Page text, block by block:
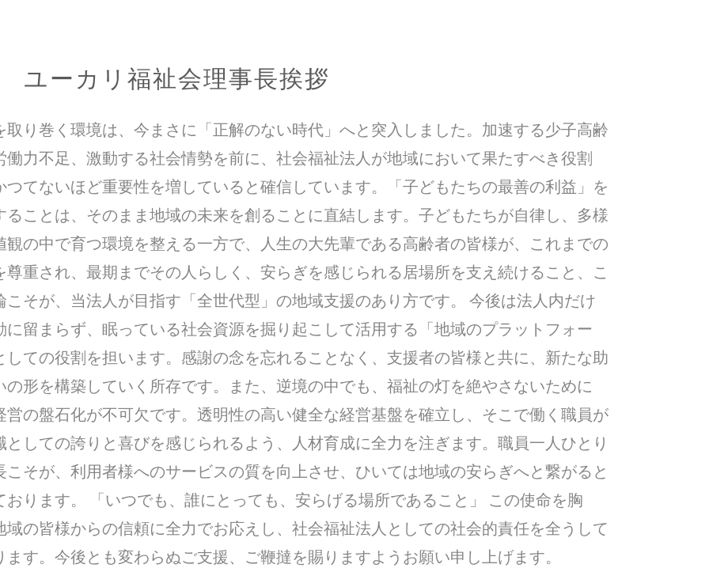
ユーカリ福祉会理事長挨拶
取り巻く環境は、今まさに「正解のない時代」へと突入しました。加速する少子高齢
働力不足、激動する社会情勢を前に、社会福祉法人が地域において果たすべき役割
つてないほど重要性を増していると確信しています。「子どもたちの最善の利益」を
ることは、そのまま地域の未来を創ることに直結します。子どもたちが自律し、多様
観の中で育つ環境を整える一方で、人生の大先輩である高齢者の皆様が、これまでの
尊重され、最期までその人らしく、安らぎを感じられる居場所を支え続けること、こ
こそが、当法人が目指す「全世代型」の地域支援のあり方です。 今後は法人内だけ
に留まらず、眠っている社会資源を掘り起こして活用する「地域のプラットフォー
しての役割を担います。感謝の念を忘れることなく、支援者の皆様と共に、新たな助
の形を構築していく所存です。また、逆境の中でも、福祉の灯を絶やさないために
営の盤石化が不可欠です。透明性の高い健全な経営基盤を確立し、そこで働く職員が
としての誇りと喜びを感じられるよう、人材育成に全力を注ぎます。職員一人ひとり
こそが、利用者様へのサービスの質を向上させ、ひいては地域の安らぎへと繋がると
おります。 「いつでも、誰にとっても、安らげる場所であること」 この使命を胸
域の皆様からの信頼に全力でお応えし、社会福祉法人としての社会的責任を全うして
ます。今後とも変わらぬご支援、ご鞭撻を賜りますようお願い申し上げます。